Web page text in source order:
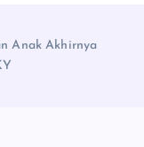
Anak Akhirnya